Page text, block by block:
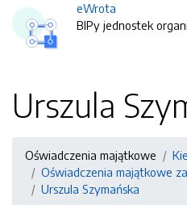
eWrota
BIPy jednostek
Urszula
Oświadczenia majątkowe
Oświadczenia majątkowe
Urszula Szymańska